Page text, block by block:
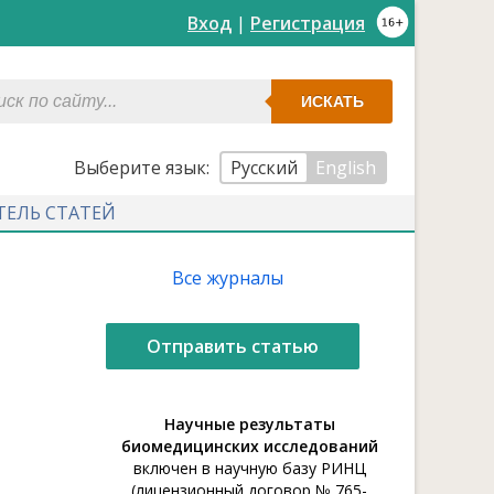
Вход | Регистрация
ИСКАТЬ
Выберите язык: Русский
English
СТАТЕЙ
Все журналы
Отправить статью
Научные результаты
биомедицинских исследований
включен в научную базу РИНЦ